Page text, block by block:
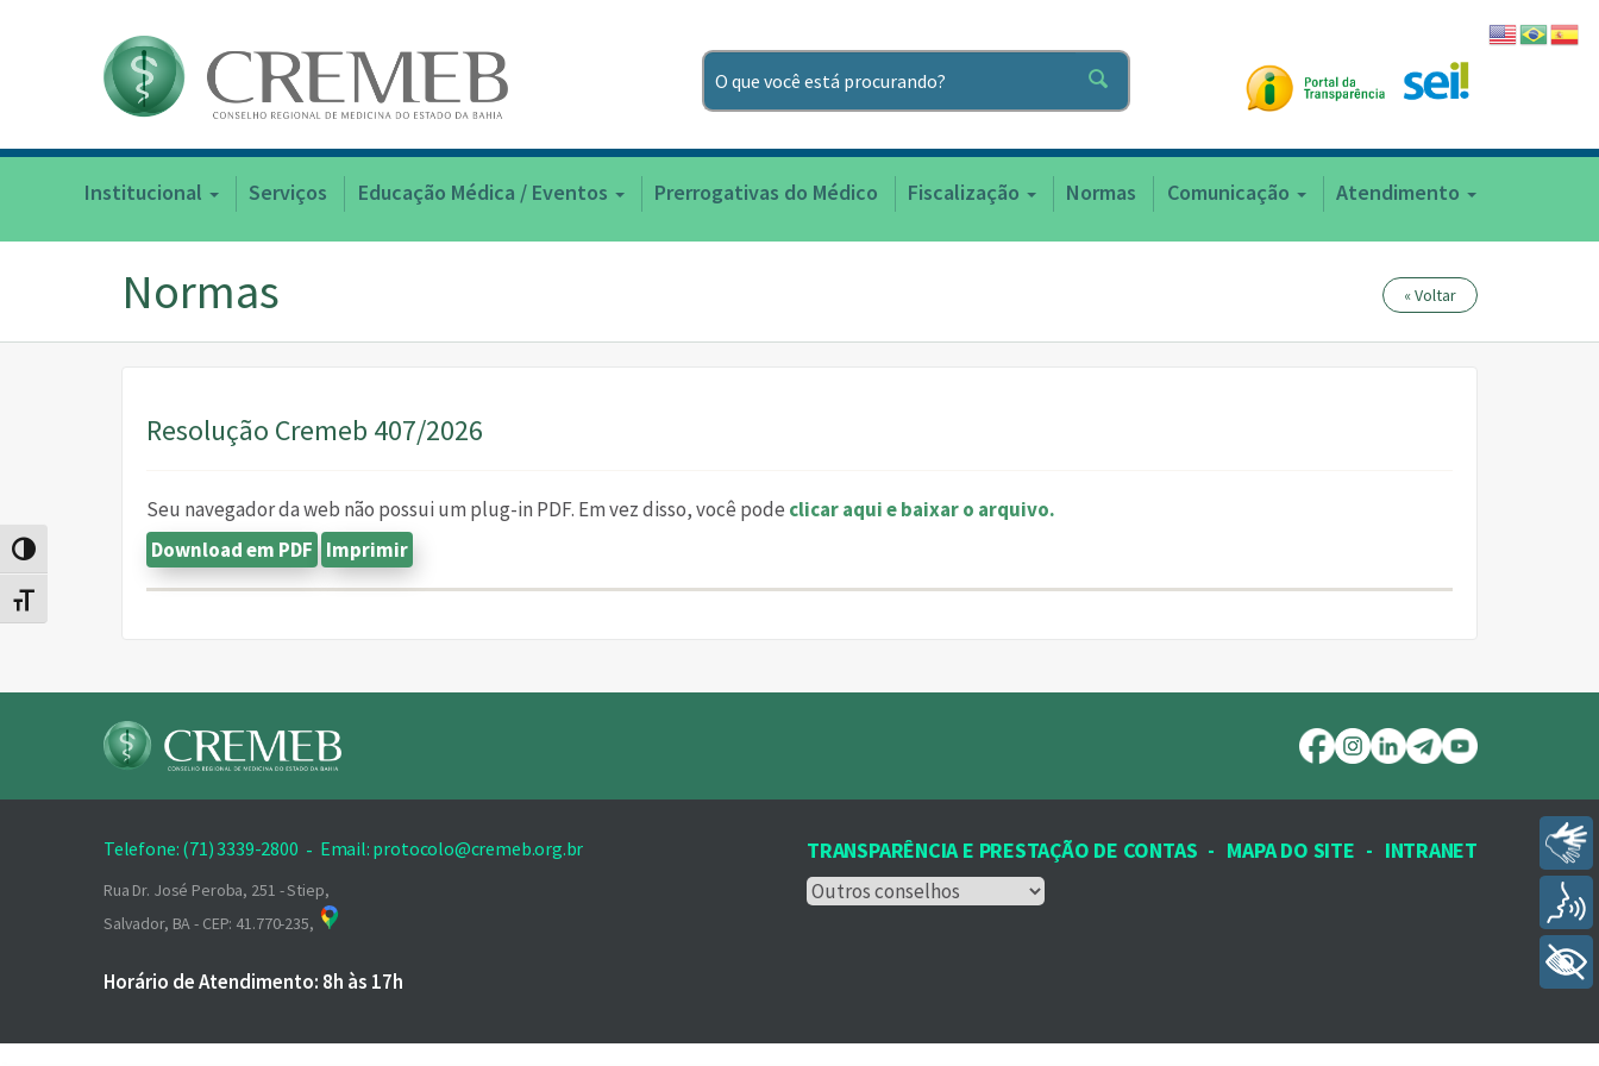
Alternar alto contraste
Alternar tamanho da fonte
Pesquisar
Institucional Serviços Educação Médica / Eventos Prerrogativas do Médico Fiscalização Normas Comunicação Atendimento
Normas « Voltar
Resolução Cremeb 407/2026
Seu navegador da web não possui um plug-in PDF. Em vez disso, você pode clicar aqui e baixar o arquivo.
Download em PDF Imprimir
Telefone: (71) 3339-2800 - Email: protocolo@cremeb.org.br
Rua Dr. José Peroba, 251 - Stiep,
Salvador, BA - CEP: 41.770-235,
Horário de Atendimento: 8h às 17h
TRANSPARÊNCIA E PRESTAÇÃO DE CONTAS - MAPA DO SITE - INTRANETLibras